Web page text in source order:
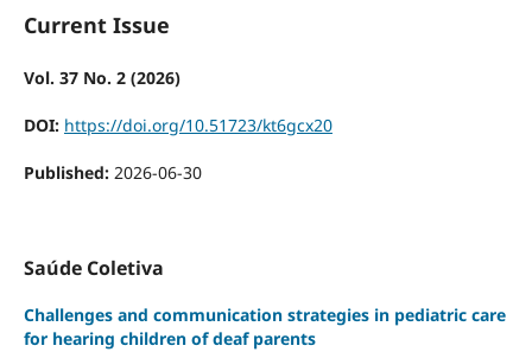
Current Issue
Vol. 37 No. 2 (2026)
DOI: https://doi.org/10.51723/kt6gcx20
Published: 2026-06-30
Saúde Coletiva
Challenges and communication strategies in pediatric care
for hearing children of deaf parents